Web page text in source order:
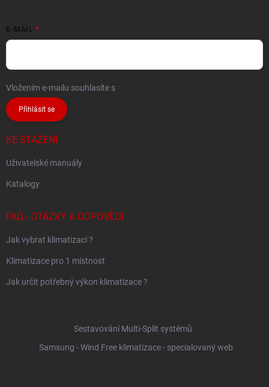
E-MAIL
Vložením e-mailu souhlasíte s
Přihlásit se
KE STAŽENÍ
Uživatelské manuály
Katalogy
FAQ - OTÁZKY A ODPOVĚDI
Jak vybrat klimatizaci ?
Klimatizace pro 1 místnost
Jak určit potřebný výkon klimatizace ?
Sestavování Multi-Split systémů
Samsung - Wind Free klimatizace - specialovaný web